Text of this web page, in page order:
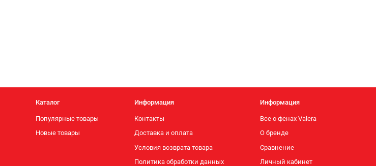
Каталог
Популярные товары
Новые товары
Информация
Контакты
Доставка и оплата
Условия возврата товара
Политика обработки данных
Информация
Все о фенах Valera
О бренде
Сравнение
Личный кабинет